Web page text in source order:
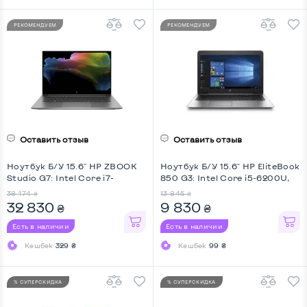
РЕКОМЕНДУЕМ
Оставить отзыв
Ноутбук Б/У 15.6" HP ZBOOK
Studio G7: Intel Core i7-
Full HD, Key Light
38 174 ₴
32 830 ₴
Есть в наличии
Кешбек 329 ₴
РЕКОМЕНДУЕМ
Оставить отзыв
Ноутбук Б/У 15.6" HP EliteBook
850 G3: Intel Core i5-6200U,
13 845 ₴
9 830 ₴
Есть в наличии
Кешбек 99 ₴
% СУПЕРСКИДКА % СУПЕРСКИДКА